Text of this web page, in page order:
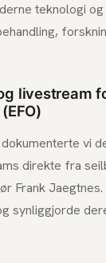
teknologi
livestream
vi
direkte fra
Frank
synliggjorde